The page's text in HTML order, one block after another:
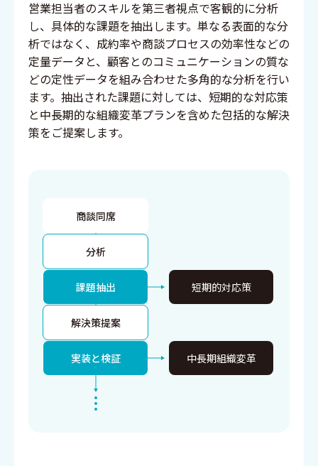
営業担当者のスキルを第三者視点で客観的に分析
し、具体的な課題を抽出します。単なる表面的な分
析ではなく、成約率や商談プロセスの効率性などの
定量データと、顧客とのコミュニケーションの質な
どの定性データを組み合わせた多角的な分析を行い
ます。抽出された課題に対しては、短期的な対応策
と中長期的な組織変革プランを含めた包括的な解決
策をご提案します。
商談同席
分析
課題抽出 短期的対応策
解決策提案
実装と検証 中長期組織変革